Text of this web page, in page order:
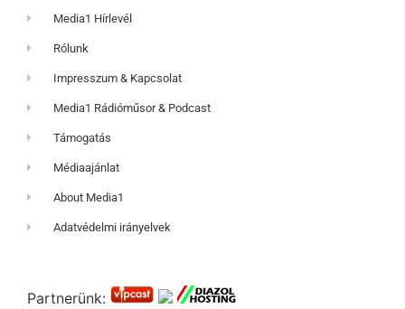
Media1 Hírlevél
Rólunk
Impresszum & Kapcsolat
Media1 Rádióműsor & Podcast
Támogatás
Médiaajánlat
About Media1
Adatvédelmi irányelvek
Partnerünk: